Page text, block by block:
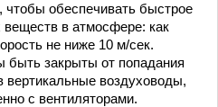
чтобы обеспечивать быстрое
веществ в атмосфере: как
не ниже 10 м/сек.
закрыты от попадания
воздуховоды,
с вентиляторами.